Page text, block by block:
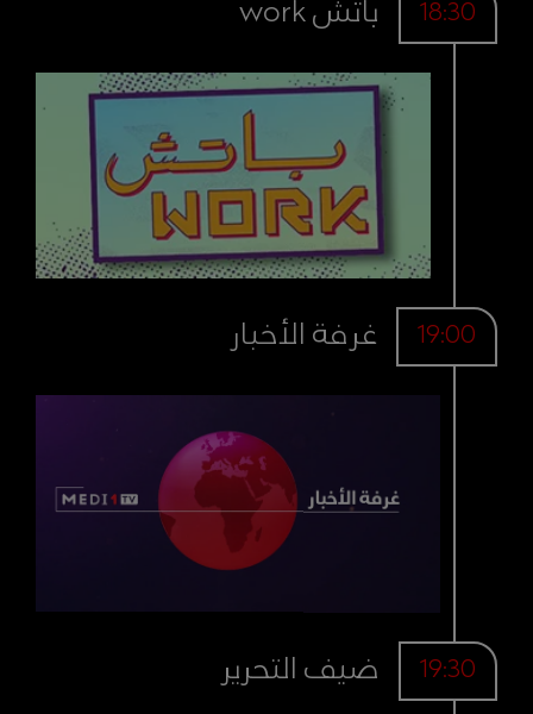
18:30 باتش work
19:00 غرفة الأخبار
19:30 ضيف التحرير